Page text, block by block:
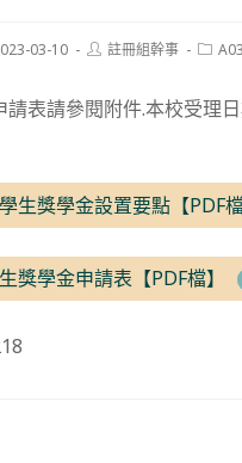
03-10
Post註冊組幹事
Post
請表請參閱附件.本校受理
生獎學金設置要點【PDF檔
獎學金申請表【PDF檔】